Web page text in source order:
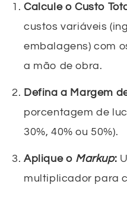
Calcule o Custo
custos variáveis
embalagens) com
a mão de obra.
Defina a Margem
porcentagem de
30%, 40% ou 50%).
Aplique o Markup:
multiplicador para